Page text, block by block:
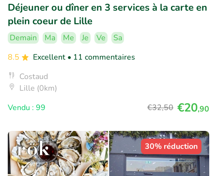
Déjeuner ou dîner en 3 services à la carte en
plein coeur de Lille
Demain Ma Me Je Ve
Sa
8.5
Excellent • 11 commentaires
Costaud
Lille (0km)
Vendu : 99
€32,50 €20,90
30% réduction